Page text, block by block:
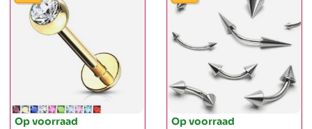
Op voorraad Op voorraad